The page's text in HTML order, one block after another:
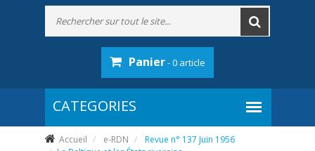
Panier- 0 article
Accueil e-RDN
Revue n° 137 Juin 1956